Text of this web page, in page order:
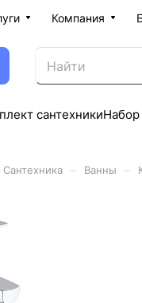
Компания
сантехникиНабор
Сантехника Ванны